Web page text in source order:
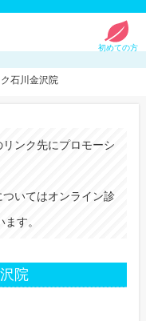
初めての方
石川金沢院
ンク先にプロモーシ
いてはオンライン診
す。
院